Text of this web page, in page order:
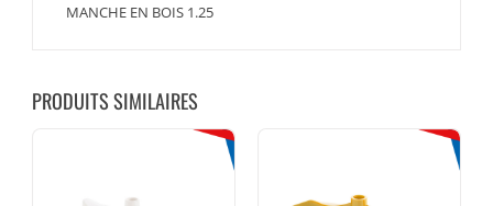
MANCHE EN BOIS 1.25
PRODUITS SIMILAIRES